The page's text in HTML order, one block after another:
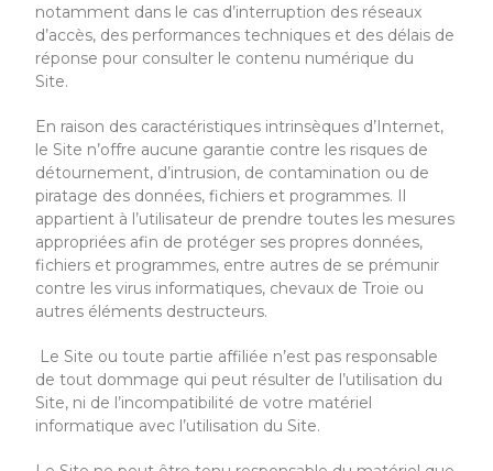
notamment dans le cas d’interruption des réseaux
d’accès, des performances techniques et des délais de
réponse pour consulter le contenu numérique du
Site.
En raison des caractéristiques intrinsèques d’Internet,
le Site n’offre aucune garantie contre les risques de
détournement, d’intrusion, de contamination ou de
piratage des données, fichiers et programmes. Il
appartient à l’utilisateur de prendre toutes les mesures
appropriées afin de protéger ses propres données,
fichiers et programmes, entre autres de se prémunir
contre les virus informatiques, chevaux de Troie ou
autres éléments destructeurs.
Le Site ou toute partie affiliée n’est pas responsable
de tout dommage qui peut résulter de l’utilisation du
Site, ni de l’incompatibilité de votre matériel
informatique avec l’utilisation du Site.